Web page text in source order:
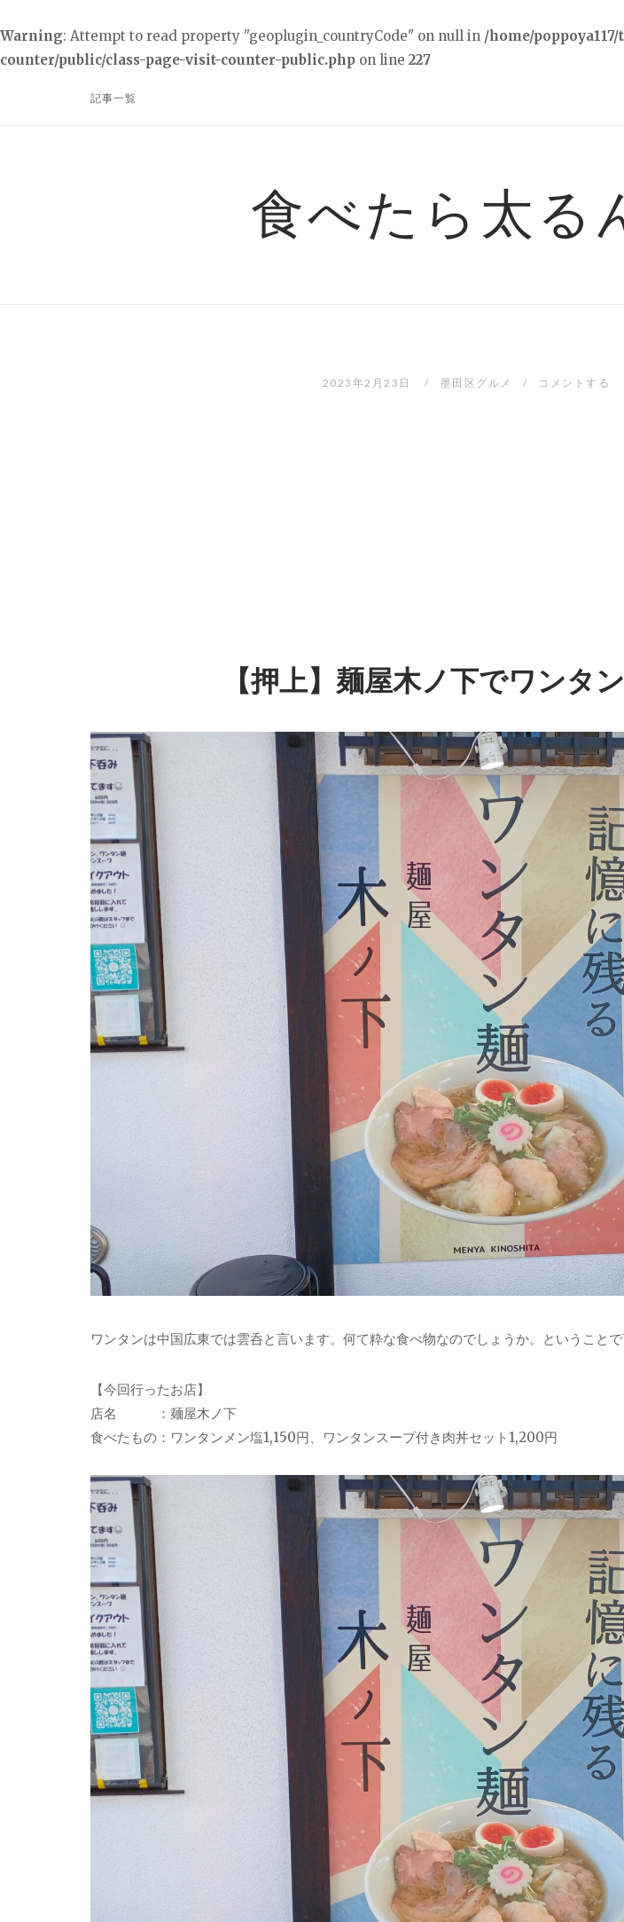
Warning: Attempt to read property "geoplugin_countryCode" on null in /home/
counter/public/class-page-visit-counter-public.php on line 227
記事一覧
食べたら太る
2023年2月23日 墨田区グルメ コメントする
【押上】麺屋木ノ下でワンタ
ワンタンは中国広東では雲呑と言います。何て粋な食べ物なのでしょうか。ということで
【今回行ったお店】
店名 ：麺屋木ノ下
食べたもの：ワンタンメン塩1,150円、ワンタンスープ付き肉丼セット1,200円